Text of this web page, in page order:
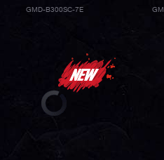
GMD-B300SC-7E